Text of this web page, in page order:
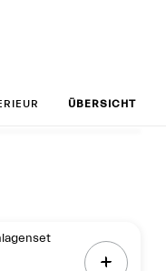
GT2
ÜBERSICHT